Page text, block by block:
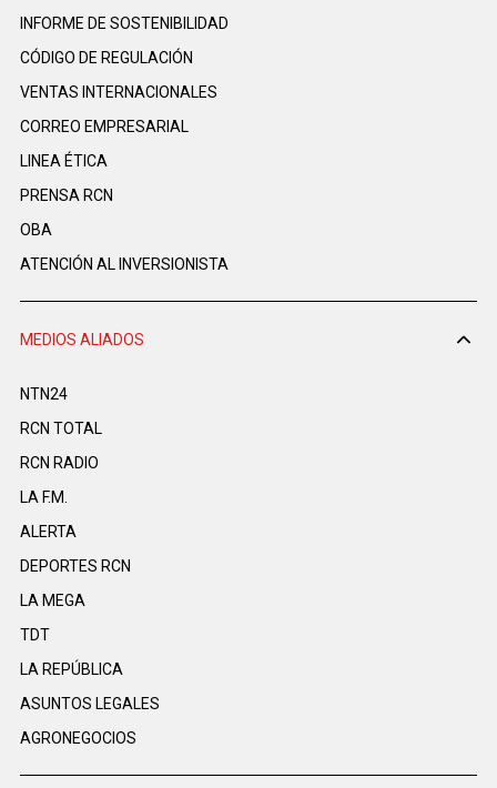
INFORME DE SOSTENIBILIDAD
CÓDIGO DE REGULACIÓN
VENTAS INTERNACIONALES
CORREO EMPRESARIAL
LINEA ÉTICA
PRENSA RCN
OBA
ATENCIÓN AL INVERSIONISTA
MEDIOS ALIADOS
NTN24
RCN TOTAL
RCN RADIO
LA F.M.
ALERTA
DEPORTES RCN
LA MEGA
TDT
LA REPÚBLICA
ASUNTOS LEGALES
AGRONEGOCIOS